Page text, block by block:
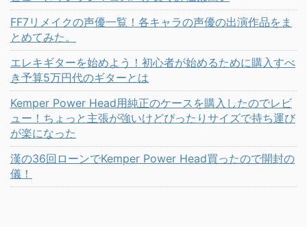
FF7リメイクの声優一覧！各キャラの声優の出演作品をま
とめてみた。
エレキギターを始めよう！初心者が始めるために購入すべ
き予算5万円代のギターとは
Kemper Power Head用純正のケースを購入したのでレビ
ュー！ちょっと主張が強いけどぴったりサイズで持ち運び
が楽になった
漢の36回ローンでKemper Power Head買ったので開封の
儀！